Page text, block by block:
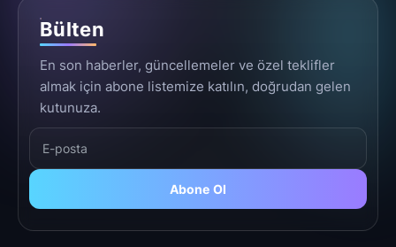
Bülten
En son haberler, güncellemeler ve özel teklifler
almak için abone listemize katılın, doğrudan gelen
kutunuza.
Abone Ol